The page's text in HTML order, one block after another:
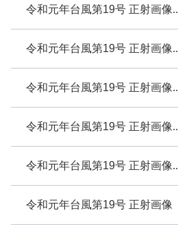
令和元年台風第19号 正射画像
令和元年台風第19号 正射画像
令和元年台風第19号 正射画像
令和元年台風第19号 正射画像
令和元年台風第19号 正射画像
令和元年台風第19号 正射画像